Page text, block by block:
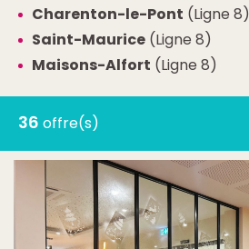
Charenton-le-Pont (Ligne 8)
Saint-Maurice (Ligne 8)
Maisons-Alfort (Ligne 8)
36 offre(s)